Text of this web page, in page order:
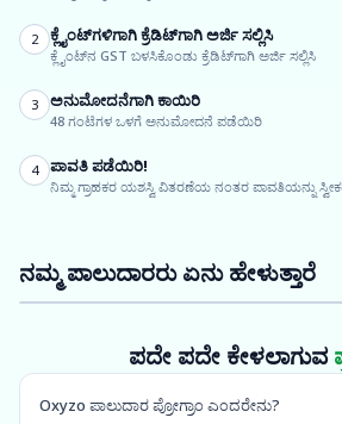
2 ಕ್ಲೈಂಟ್‌ಗಳಿಗಾಗಿ ಕ್ರೆಡಿಟ್‌ಗಾಗಿ ಅರ್ಜಿ ಸಲ್ಲಿಸಿ
ಕ್ಲೈಂಟ್‌ನ GST ಬಳಸಿಕೊಂಡು ಕ್ರೆಡಿಟ್‌ಗಾಗಿ ಅರ್ಜಿ ಸಲ್ಲಿಸಿ
3 ಅನುಮೋದನೆಗಾಗಿ ಕಾಯಿರಿ
48 ಗಂಟೆಗಳ ಒಳಗೆ ಅನುಮೋದನೆ ಪಡೆಯಿರಿ
4 ಪಾವತಿ ಪಡೆಯಿರಿ!
ನಿಮ್ಮ ಗ್ರಾಹಕರ ಯಶಸ್ವಿ ವಿತರಣೆಯ ನಂತರ ಪಾವತಿಯನ್ನು
ನಮ್ಮ ಪಾಲುದಾರರು ಏನು ಹೇಳುತ್ತಾರೆ
ಪದೇ ಪದೇ ಕೇಳಲಾಗುವ
Oxyzo ಪಾಲುದಾರ ಪ್ರೋಗ್ರಾಂ ಎಂದರೇನು?